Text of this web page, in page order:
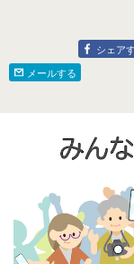
シェア
メールする